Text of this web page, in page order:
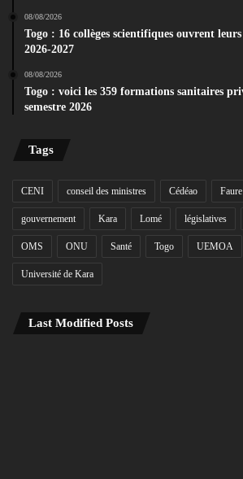
08/08/2026
Togo : 16 collèges scientifiques ouvrent
2026-2027
08/08/2026
Togo : voici les 359 formations sanitaires
semestre 2026
Tags
CENI conseil des ministres Cédéao
gouvernement Kara Lomé législatives
OMS ONU Santé Togo UEMOA
Université de Kara
Last Modified Posts